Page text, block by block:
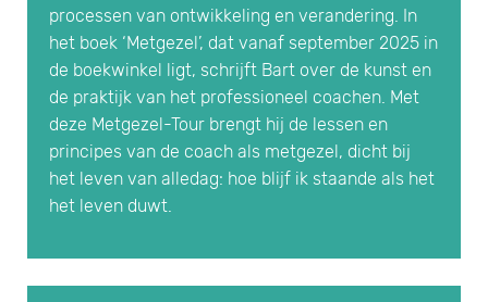
processen van ontwikkeling en verandering. In
het boek ‘Metgezel’, dat vanaf september 2025 in
de boekwinkel ligt, schrijft Bart over de kunst en
de praktijk van het professioneel coachen. Met
deze Metgezel-Tour brengt hij de lessen en
principes van de coach als metgezel, dicht bij
het leven van alledag: hoe blijf ik staande als het
het leven duwt.